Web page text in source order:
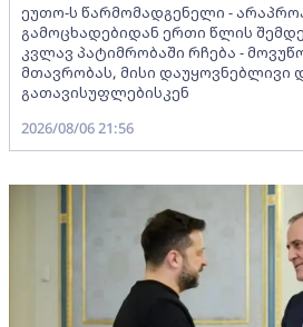
ეუთო-ს წარმომადგენელი -
გამოცხადებიდან ერთი წლის
კვლავ პატიმრობაში რჩება -
მთავრობას, მისი დაუყოვნებლივი
გათავისუფლებისკენ
2026/08/06 21:56